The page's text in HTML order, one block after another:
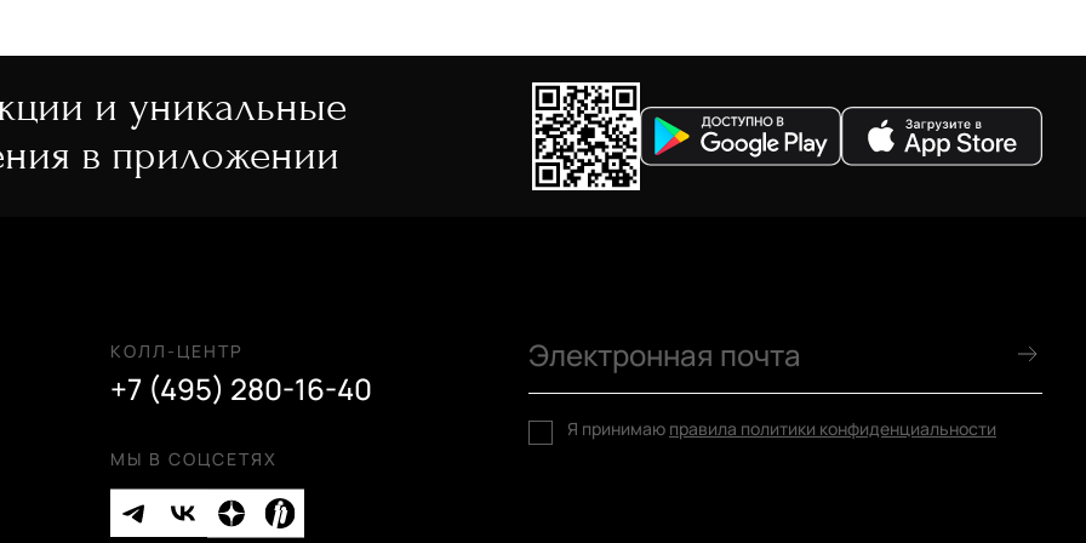
и уникальные
в приложении
КОЛЛ-ЦЕНТР
+7 (495) 280-16-40
МЫ В СОЦСЕТЯХ
Я принимаю правила политики конфиденциальности